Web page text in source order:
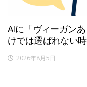
AIに「ヴィーガン
けでは選ばれない
2026年8月5日